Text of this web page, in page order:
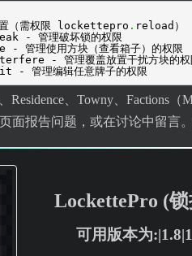
（需权限 lockettepro . reload）
- 管理破坏锁的权限
- 管理使用方块（查看箱子）的权限
- 管理覆盖放置干扰方块的权
- 管理编辑任意牌子的权限
Residence、Towny、Factions（
面报告问题，或在讨论中留言。
LockettePro (
可用版本为